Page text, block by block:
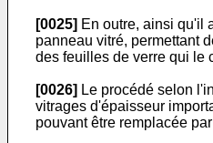
[0025] En outre, ainsi qu'il
panneau vitré, permettant
des feuilles de verre qui le
[0026] Le procédé selon
vitrages d'épaisseur
pouvant être remplacée